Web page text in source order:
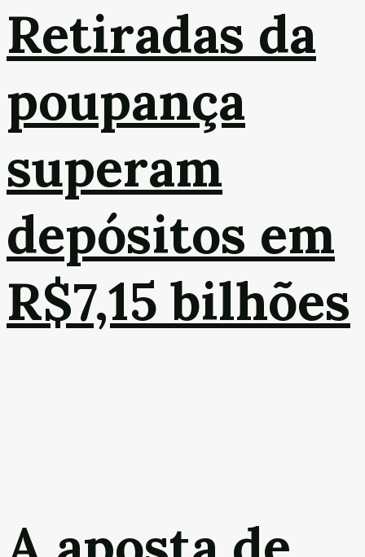
Retiradas da
poupança
superam
depósitos em
R$7,15 bilhões